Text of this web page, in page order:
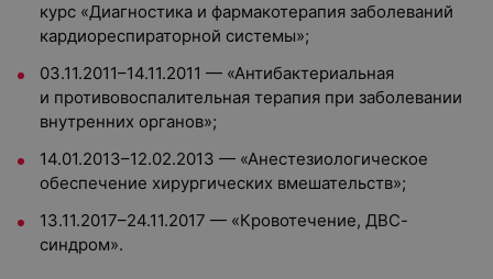
курс «Диагностика и фармакотерапия заболеваний
кардиореспираторной системы»;
03.11.2011–14.11.2011 — «Антибактериальная
и противовоспалительная терапия при заболевании
внутренних органов»;
14.01.2013–12.02.2013 — «Анестезиологическое
обеспечение хирургических вмешательств»;
13.11.2017–24.11.2017 — «Кровотечение, ДВС-
синдром».